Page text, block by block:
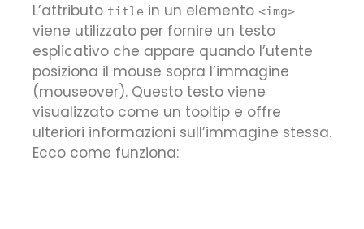
L’attributo title in un elemento <img>
viene utilizzato per fornire un testo
esplicativo che appare quando l’utente
posiziona il mouse sopra l’immagine
(mouseover). Questo testo viene
visualizzato come un tooltip e offre
ulteriori informazioni sull’immagine stessa.
Ecco come funziona: